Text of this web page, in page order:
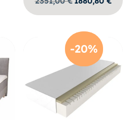
-20%
-20%